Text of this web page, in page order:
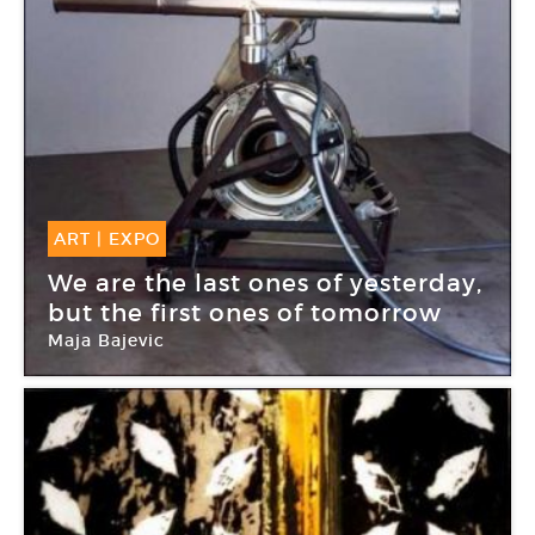
ART EXPO
29 Nov -17 Jan 2015
We are the last ones of yesterday,
but the first ones of tomorrow
Maja Bajevic
Galerie Michel Rein